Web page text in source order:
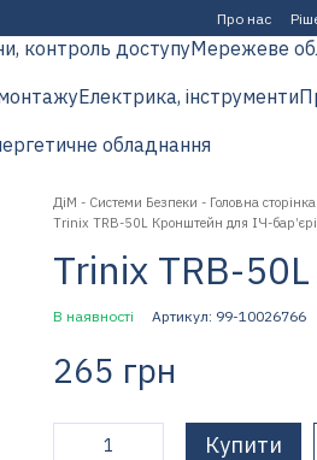
Про нас
контроль доступуМережеве
Електрика, інструменти
обладнання
ДіМ - Системи Безпеки - Головна сторінка
Trinix TRB-50L Кронштейн для ІЧ-
Trinix TRB-
В наявності Артикул: 99-10026766
265 грн
Купити